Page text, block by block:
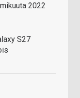
2022
S27